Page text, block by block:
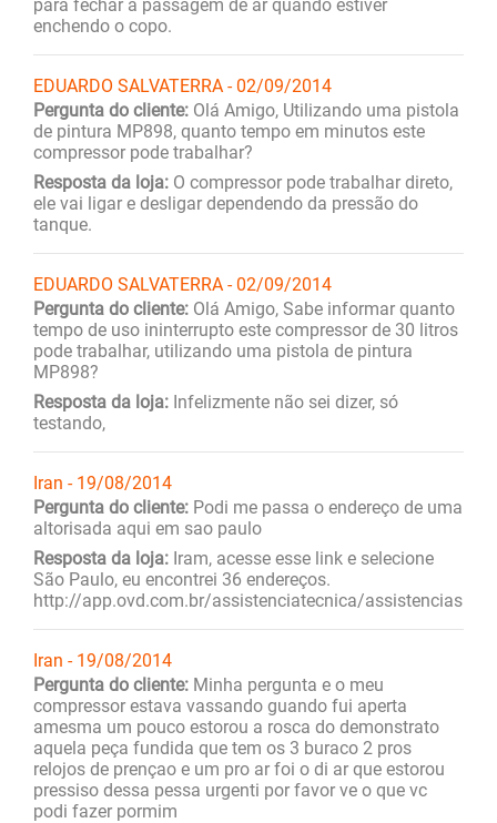
para fechar a passagem de ar quando estiver
enchendo o copo.
EDUARDO SALVATERRA - 02/09/2014
Pergunta do cliente: Olá Amigo, Utilizando uma pistola
de pintura MP898, quanto tempo em minutos este
compressor pode trabalhar?
Resposta da loja: O compressor pode trabalhar direto,
ele vai ligar e desligar dependendo da pressão do
tanque.
EDUARDO SALVATERRA - 02/09/2014
Pergunta do cliente: Olá Amigo, Sabe informar quanto
tempo de uso ininterrupto este compressor de 30 litros
pode trabalhar, utilizando uma pistola de pintura
MP898?
Resposta da loja: Infelizmente não sei dizer, só
testando,
Iran - 19/08/2014
Pergunta do cliente: Podi me passa o endereço de uma
altorisada aqui em sao paulo
Resposta da loja: Iram, acesse esse link e selecione
São Paulo, eu encontrei 36 endereços.
http://app.ovd.com.br/assistenciatecnica/assistencias
Iran - 19/08/2014
Pergunta do cliente: Minha pergunta e o meu
compressor estava vassando guando fui aperta
amesma um pouco estorou a rosca do demonstrato
aquela peça fundida que tem os 3 buraco 2 pros
relojos de prençao e um pro ar foi o di ar que estorou
pressiso dessa pessa urgenti por favor ve o que vc
podi fazer pormim